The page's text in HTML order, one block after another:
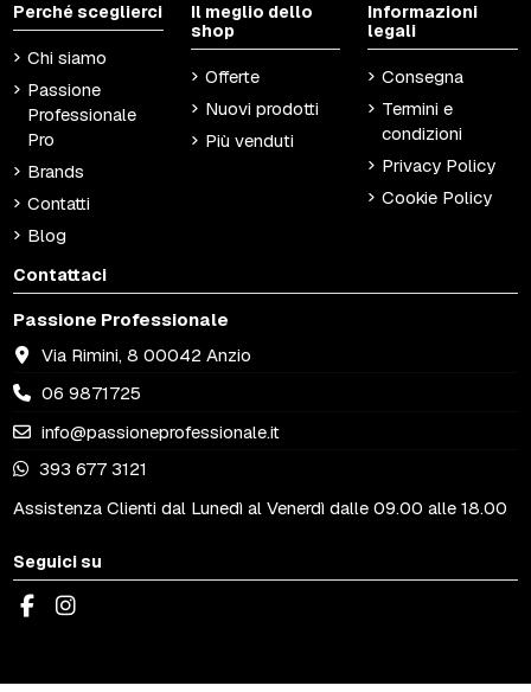
Perché sceglierci
Chi siamo
Passione
Professionale
Pro
Brands
Contatti
Blog
Il meglio dello
shop
Offerte
Nuovi prodotti
Più venduti
Informazioni
legali
Consegna
Termini e
condizioni
Privacy Policy
Cookie Policy
Contattaci
Passione Professionale
Via Rimini, 8 00042 Anzio
06 9871725
info@passioneprofessionale.it
393 677 3121
Assistenza Clienti dal Lunedì al Venerdì dalle 09.00 alle 18.00
Seguici su